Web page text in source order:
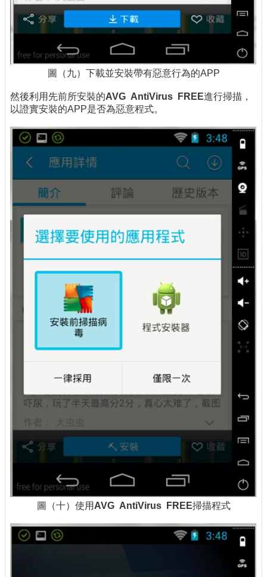
圖（九）下載並安裝帶有惡意行為的APP
然後利用先前所安裝的AVG AntiVirus FREE進行掃描，
以證實安裝的APP是否為惡意程式。
圖（十）使用 AVG AntiVirus FREE掃描程式